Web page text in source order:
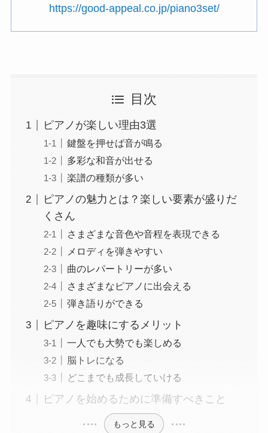
https://good-appeal.co.jp/piano3set/
目次
ピアノが楽しい理由3選
鍵盤を押せば音が鳴る
多彩な和音が出せる
楽譜の種類が多い
ピアノの魅力とは？楽しい要素が盛りだ
くさん
さまざまな音色や音程を表現できる
メロディを弾きやすい
曲のレパートリーが多い
さまざまなピアノに出会える
弾き語りができる
ピアノを趣味にするメリット
一人でも大勢でも楽しめる
脳トレになる
どこまでも成長していける
ピアノを始めるために準備すべきこと
もっと見る